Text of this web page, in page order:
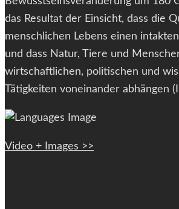
das Resultat der Einsicht, dass die
menschlichen Lebens einen
und dass Natur, Tiere und
wirtschaftlichen, politischen und
Tätigkeiten voneinander abhängen
Video + Images >>